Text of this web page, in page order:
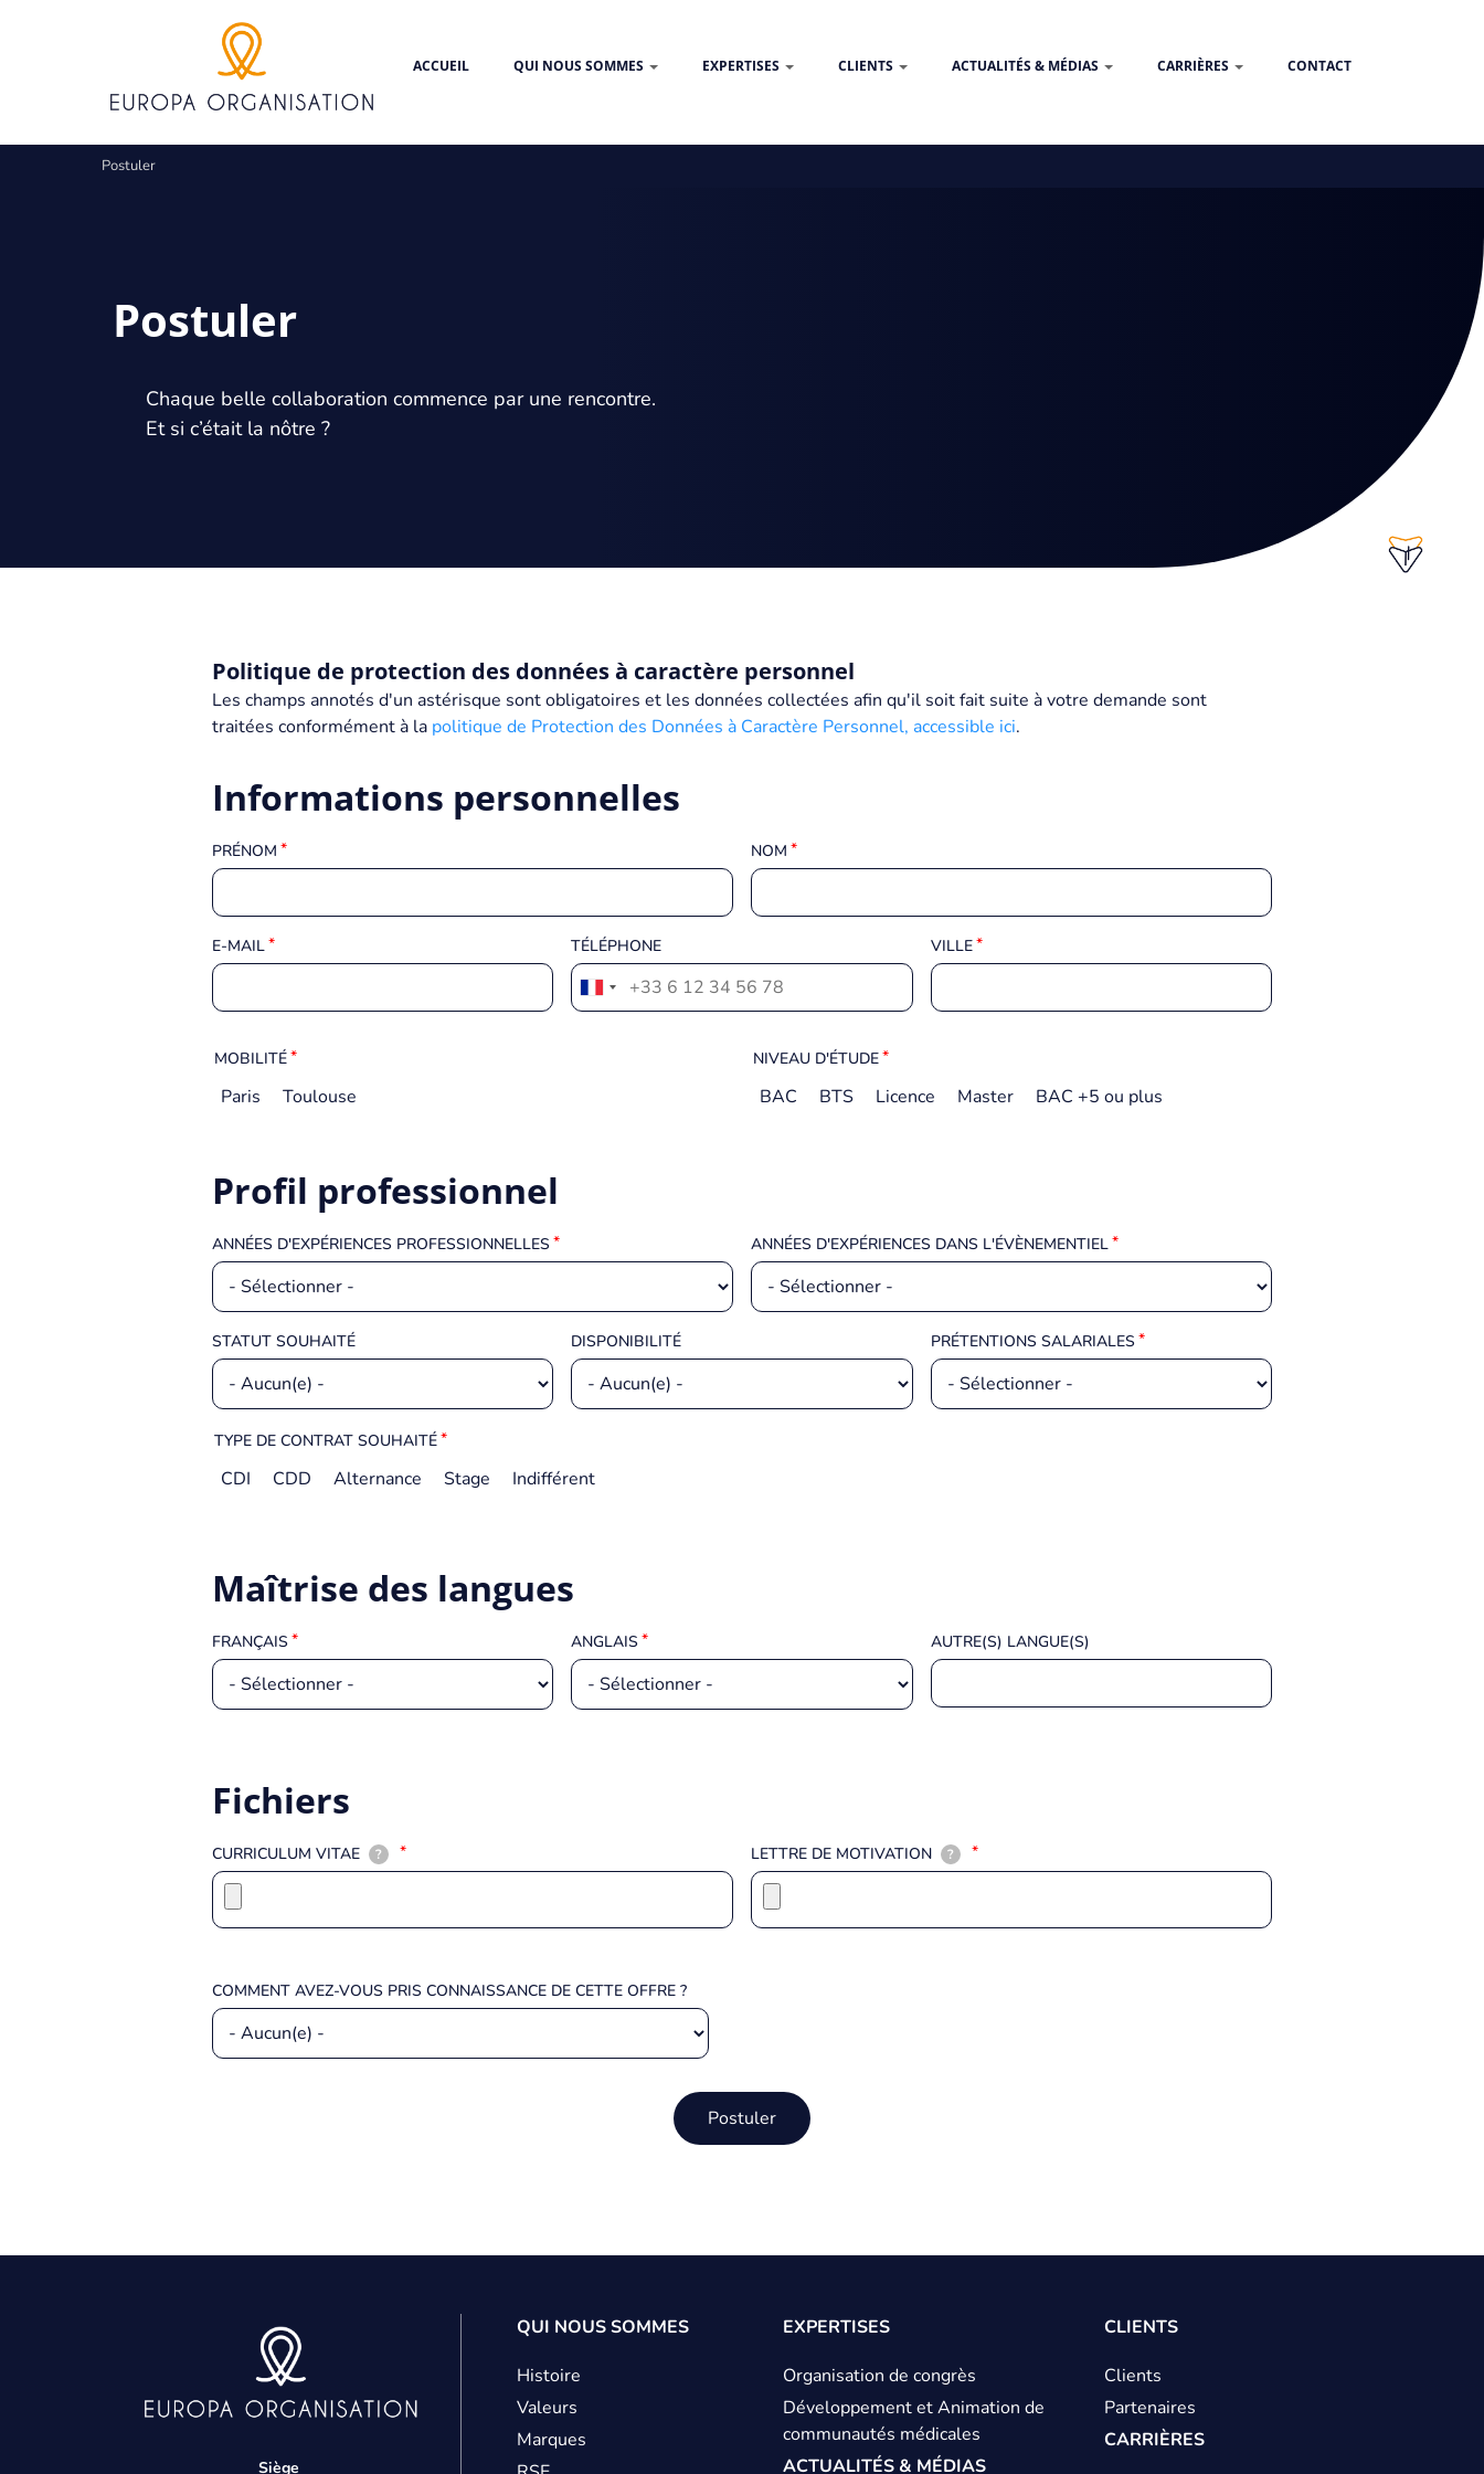
ACCUEIL QUI NOUS SOMMES EXPERTISES CLIENTS ACTUALITÉS & MÉDIAS CARRIÈRES CONTACT
Fil
Postuler
Postuler
Chaque belle collaboration commence par une rencontre.
Et si c’était la nôtre ?
Politique de protection des données à caractère personnel
Les champs annotés d'un astérisque sont obligatoires et les données collectées afin qu'il soit fait suite à votre demande sont
traitées conformément à la politique de Protection des Données à Caractère Personnel, accessible ici.
Informations personnelles
PRÉNOM NOM
E-MAIL TÉLÉPHONE VILLE
MOBILITÉ
Paris Toulouse
NIVEAU D'ÉTUDE
BAC BTS Licence Master BAC +5 ou plus
Profil professionnel
ANNÉES D'EXPÉRIENCES PROFESSIONNELLES ANNÉES D'EXPÉRIENCES DANS L'ÉVÈNEMENTIEL
STATUT SOUHAITÉ DISPONIBILITÉ PRÉTENTIONS SALARIALES
TYPE DE CONTRAT SOUHAITÉ
CDI CDD Alternance Stage Indifférent
Maîtrise des langues
FRANÇAIS ANGLAIS AUTRE(S) LANGUE(S)
Fichiers
CURRICULUM VITAE ? LETTRE DE MOTIVATION ?
COMMENT AVEZ-VOUS PRIS CONNAISSANCE DE CETTE OFFRE ?
Siège
Pied
page
QUI NOUS SOMMES
Histoire
Valeurs
Marques
EXPERTISES
Organisation de congrès
Développement et Animation de
communautés médicales
ACTUALITÉS & MÉDIAS
CLIENTS
Clients
Partenaires
CARRIÈRES